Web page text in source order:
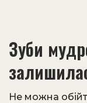
Зуби
Не можна